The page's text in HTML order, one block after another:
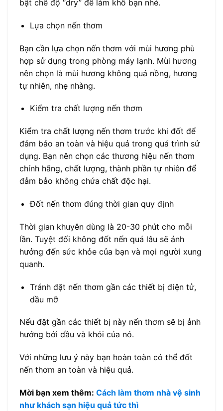
bật chế độ “dry” để làm khô bạn nhé.
Lựa chọn nến thơm
Bạn cần lựa chọn nến thơm với mùi hương phù
hợp sử dụng trong phòng máy lạnh. Mùi hương
nên chọn là mùi hương không quá nồng, hương
tự nhiên, nhẹ nhàng.
Kiểm tra chất lượng nến thơm
Kiểm tra chất lượng nến thơm trước khi đốt để
đảm bảo an toàn và hiệu quả trong quá trình sử
dụng. Bạn nên chọn các thương hiệu nến thơm
chính hãng, chất lượng, thành phần tự nhiên để
đảm bảo không chứa chất độc hại.
Đốt nến thơm đúng thời gian quy định
Thời gian khuyên dùng là 20-30 phút cho mỗi
lần. Tuyệt đối không đốt nến quá lâu sẽ ảnh
hưởng đến sức khỏe của bạn và mọi người xung
quanh.
Tránh đặt nến thơm gần các thiết bị điện tử,
dầu mỡ
Nếu đặt gần các thiết bị này nến thơm sẽ bị ảnh
hưởng bởi dầu và khói của nó.
Với những lưu ý này bạn hoàn toàn có thể đốt
nến thơm an toàn và hiệu quả.
Mời bạn xem thêm: Cách làm thơm nhà vệ sinh
như khách sạn hiệu quả tức thì